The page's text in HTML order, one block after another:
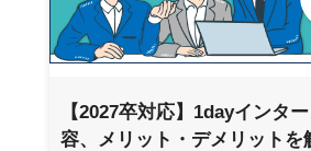
【2027卒対応】1dayインタ
容、メリット・デメリットを